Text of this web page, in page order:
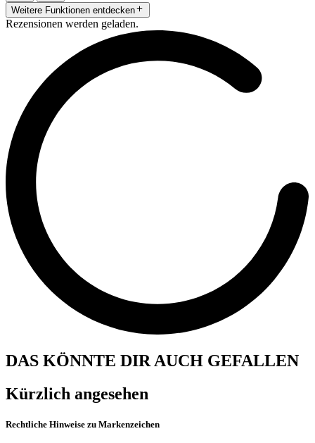
Weitere Funktionen entdecken
Rezensionen werden geladen.
DAS KÖNNTE DIR AUCH GEFALLEN
Kürzlich angesehen
Rechtliche Hinweise zu Markenzeichen